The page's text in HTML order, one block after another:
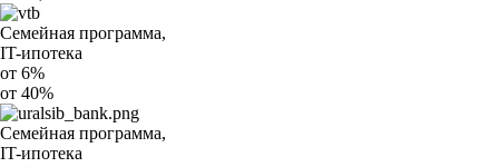
Семейная программа,
IT-ипотека
от 6%
от 40%
Семейная программа,
IT-ипотека